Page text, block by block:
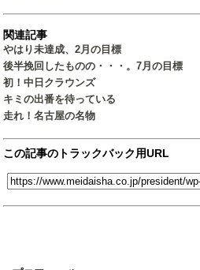
関連記事
やはり未達成、2月の目標
後半挽回したものの・・・。7月の目標
初！中日クラウンズ
キミの出番を待っている
走れ！名古屋の名物
この記事のトラックバック用URL